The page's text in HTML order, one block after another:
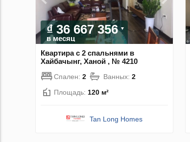
₫ 36 667 356
в месяц
Квартира с 2 спальнями в
Хайбачынг, Ханой , № 4210
Спален: 2 Ванных: 2
Площадь: 120 м²
Tan Long Homes